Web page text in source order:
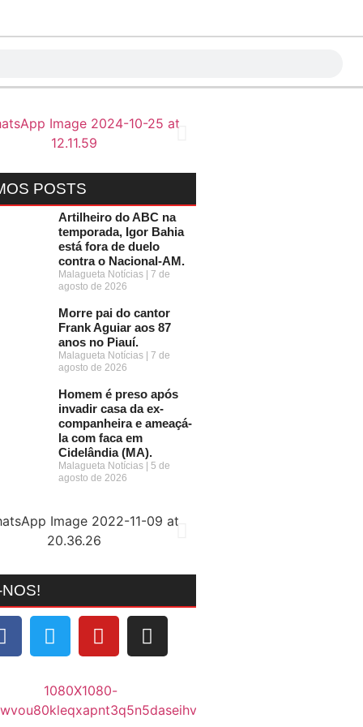
POSTS
Artilheiro do ABC na
temporada, Igor Bahia
está fora de duelo
contra o Nacional-AM.
Malagueta Notícias
7 de
agosto de 2026
Morre pai do cantor
Frank Aguiar aos 87
anos no Piauí.
Malagueta Notícias
7 de
agosto de 2026
Homem é preso após
invadir casa da ex-
companheira e ameaçá-
la com faca em
Cidelândia (MA).
Malagueta Notícias
5 de
agosto de 2026